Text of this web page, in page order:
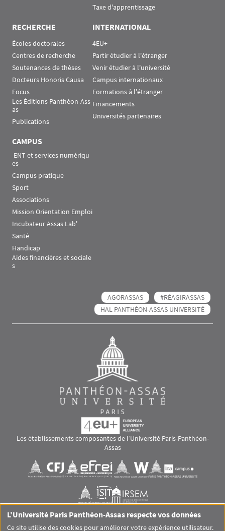
Taxe d'apprentissage
RECHERCHE
Écoles doctorales
Centres de recherche
Soutenances de thèses
Docteurs Honoris Causa
Focus
Les Éditions Panthéon-Ass
as
Publications
INTERNATIONAL
4EU+
Partir étudier à l'étranger
Venir étudier à l'université
Campus internationaux
Formations à l'étranger
Financements
Universités partenaires
CAMPUS
es
Campus pratique
Sport
Associations
Mission Orientation Emploi
Incubateur Assas Lab'
Santé
Handicap
Aides financières et sociale
s
AGORASSAS
#RÉAGIRASSAS
HAL PANTHÉON-ASSAS UNIVERSITÉ
Les établissements composantes de l’Université Paris-Panthéon-
Assas
Visuel svgVisuel svg Visuel svgVisuel svg
Visuel svgVisuel svg
RS footer
L'Université Paris Panthéon-Assas respecte vos données
Ce site utilise des cookies pour améliorer votre expérience utilisateur.